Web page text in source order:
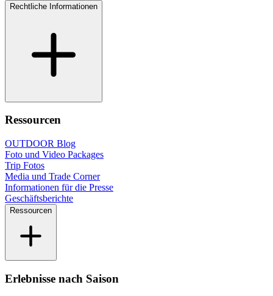
Rechtliche Informationen
Ressourcen
OUTDOOR Blog
Foto und Video Packages
Trip Fotos
Media und Trade Corner
Informationen für die Presse
Geschäftsberichte
Ressourcen
Erlebnisse nach Saison